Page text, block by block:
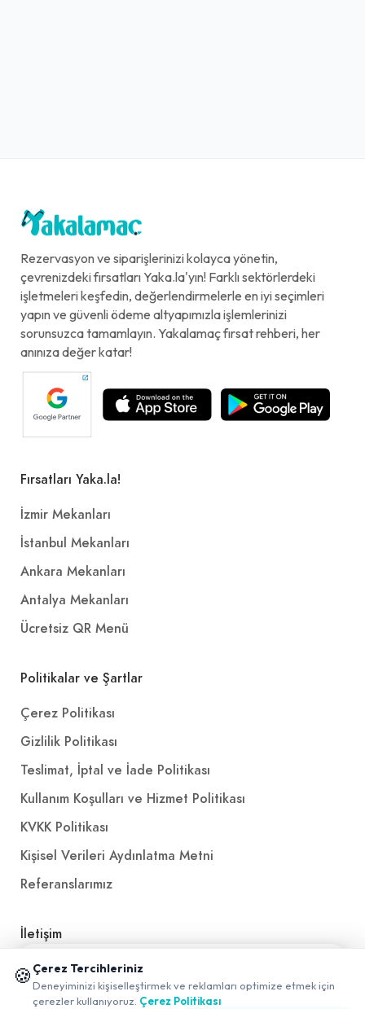
Rezervasyon ve siparişlerinizi kolayca yönetin,
çevrenizdeki fırsatları Yaka.la'yın! Farklı sektörlerdeki
işletmeleri keşfedin, değerlendirmelerle en iyi seçimleri
yapın ve güvenli ödeme altyapımızla işlemlerinizi
sorunsuzca tamamlayın. Yakalamaç fırsat rehberi, her
anınıza değer katar!
Fırsatları Yaka.la!
İzmir Mekanları
İstanbul Mekanları
Ankara Mekanları
Antalya Mekanları
Ücretsiz QR Menü
Politikalar ve Şartlar
Çerez Politikası
Gizlilik Politikası
Teslimat, İptal ve İade Politikası
Kullanım Koşulları ve Hizmet Politikası
KVKK Politikası
Kişisel Verileri Aydınlatma Metni
Referanslarımız
İletişim
E-Posta iletisim@yakalamac.com.tr
Dokuz Eylül Üniversitesi Teknoparkı Adatepe Mah.
🍪 Çerez Tercihleriniz
Deneyiminizi kişiselleştirmek ve reklamları optimize etmek için
çerezler kullanıyoruz. Çerez Politikası
📱 Mobil uygulamamızı keşfedin!
✖